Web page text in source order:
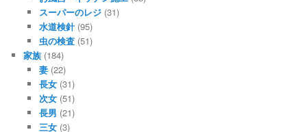
スーパーのレジ(31)
水道検針(95)
虫の検査(51)
家族 (184)
妻(22)
長女(31)
次女(51)
長男 (21)
三女(3)